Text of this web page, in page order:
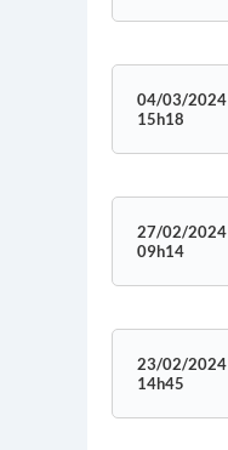
04/03/2024
15h18
27/02/2024
09h14
23/02/2024
14h45